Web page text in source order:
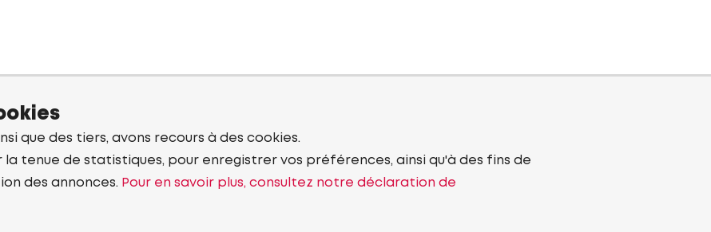
que des tiers, avons recours à des cookies.
la tenue de statistiques, pour enregistrer vos préférences, ainsi qu'à des fins de
des annonces. Pour en savoir plus, consultez notre déclaration de